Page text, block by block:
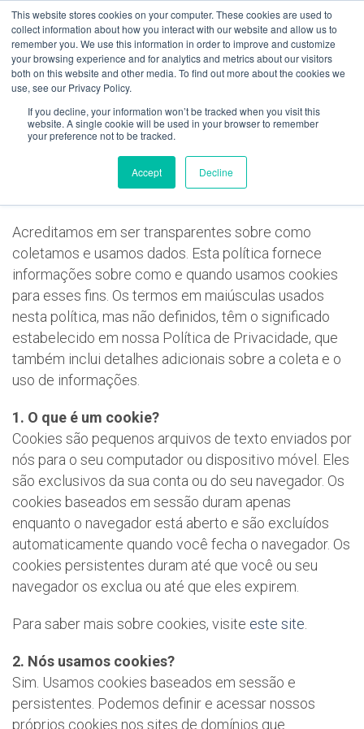
This website stores cookies on your computer. These cookies are used to
collect information about how you interact with our website and allow us to
remember you. We use this information in order to improve and customize
your browsing experience and for analytics and metrics about our visitors
both on this website and other media. To find out more about the cookies we
use, see our Privacy Policy.
If you decline, your information won’t be tracked when you visit this
website. A single cookie will be used in your browser to remember
your preference not to be tracked.
Accept Decline
Skip
to
content
Política de Cookies
YouBeep Política de cookies – Última atualização em
Acreditamos em ser transparentes sobre como
coletamos e usamos dados. Esta política fornece
informações sobre como e quando usamos cookies
para esses fins. Os termos em maiúsculas usados
nesta política, mas não definidos, têm o significado
estabelecido em nossa Política de Privacidade, que
também inclui detalhes adicionais sobre a coleta e o
uso de informações.
1. O que é um cookie?
Cookies são pequenos arquivos de texto enviados por
nós para o seu computador ou dispositivo móvel. Eles
são exclusivos da sua conta ou do seu navegador. Os
cookies baseados em sessão duram apenas
enquanto o navegador está aberto e são excluídos
automaticamente quando você fecha o navegador. Os
cookies persistentes duram até que você ou seu
navegador os exclua ou até que eles expirem.
Para saber mais sobre cookies, visite este site
2. Nós usamos cookies?
Sim. Usamos cookies baseados em sessão e
persistentes. Podemos definir e acessar nossos
próprios cookies nos sites de domínios que